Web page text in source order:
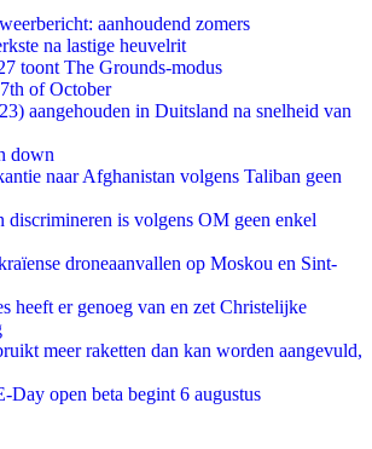
aanhoudend zomers
na lastige heuvelrit
toont The Grounds-modus
of October
aangehouden in Duitsland na snelheid van
down
naar Afghanistan volgens Taliban geen
discrimineren is volgens OM geen enkel
droneaanvallen op Moskou en Sint-
heeft er genoeg van en zet Christelijke
meer raketten dan kan worden aangevuld,
Day open beta begint 6 augustus